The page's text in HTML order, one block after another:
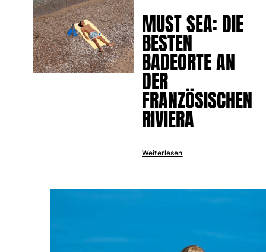
Strandtaschen
Mini-Taschen
Stoffbeutel
Alle Taschen anzeigen
Sonnenbrille
Kinderhut
MUST SEA: DIE
BESTEN
BADEORTE AN
DER
FRANZÖSISCHEN
RIVIERA
Weiterlesen